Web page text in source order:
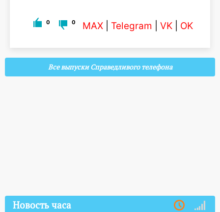
0 0 MAX Telegram VK OK
Все выпуски Справедливого телефона
Новость часа